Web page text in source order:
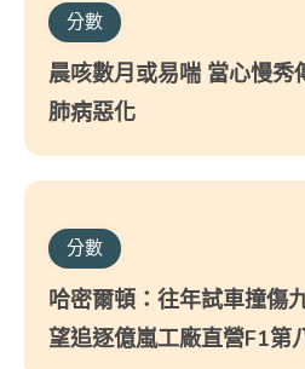
分數
晨咳數月或易喘 當心慢秀
肺病惡化
分數
哈密爾頓：往年試車撞傷
望追逐億嵐工廠直營F1第